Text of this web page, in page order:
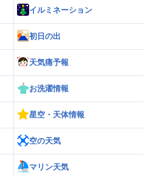
イルミネーション
初日の出
天気痛予報
お洗濯情報
星空・天体情報
空の天気
マリン天気